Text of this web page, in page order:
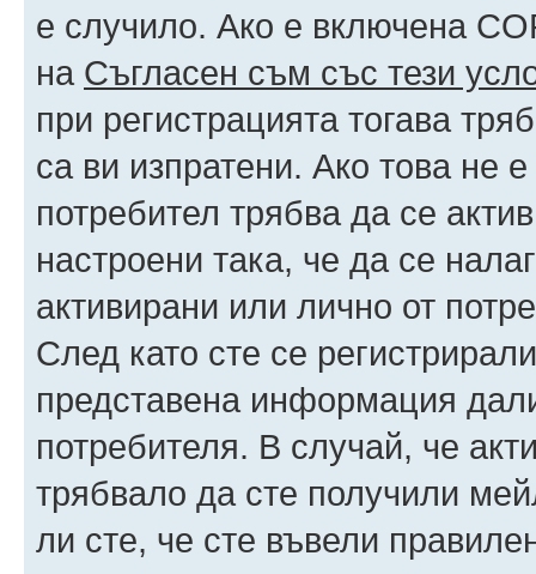
е случило. Ако е включена
на Съгласен съм със тези
при регистрацията тогава
са ви изпратени. Ако това не
потребител трябва да се
настроени така, че да се
активирани или лично от
След като сте се
представена информация
потребителя. В случай, че
трябвало да сте получили
ли сте, че сте въвели